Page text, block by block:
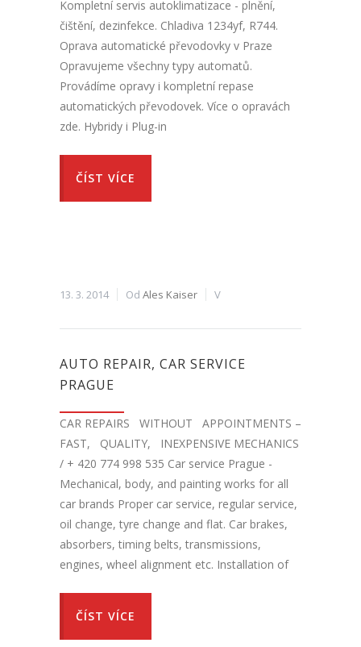
Kompletní servis autoklimatizace - plnění,
čištění, dezinfekce. Chladiva 1234yf, R744.
Oprava automatické převodovky v Praze
Opravujeme všechny typy automatů.
Provádíme opravy i kompletní repase
automatických převodovek. Více o opravách
zde. Hybridy i Plug-in
ČÍST VÍCE
13. 3. 2014 Od Ales Kaiser V
AUTO REPAIR, CAR SERVICE
PRAGUE
CAR REPAIRS WITHOUT APPOINTMENTS –
FAST, QUALITY, INEXPENSIVE MECHANICS
/ + 420 774 998 535 Car service Prague -
Mechanical, body, and painting works for all
car brands Proper car service, regular service,
oil change, tyre change and flat. Car brakes,
absorbers, timing belts, transmissions,
engines, wheel alignment etc. Installation of
ČÍST VÍCE